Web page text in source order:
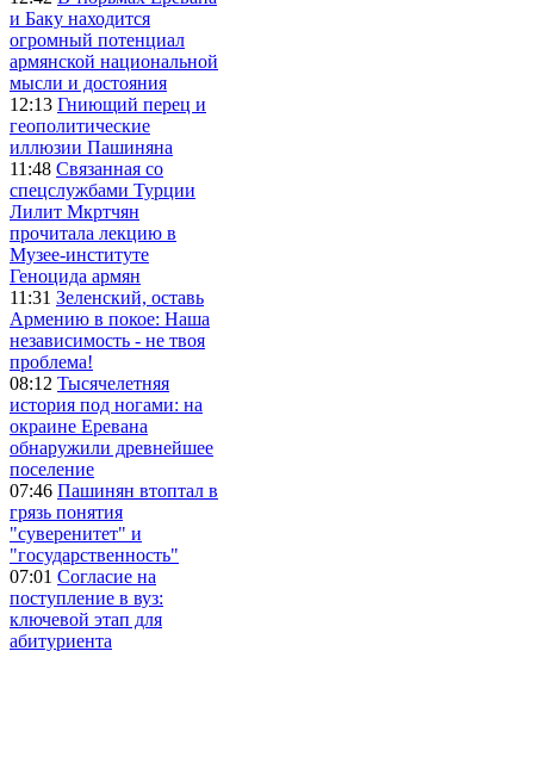
и Баку находится
огромный потенциал
армянской национальной
мысли и достояния
12:13 Гниющий перец и
геополитические
иллюзии Пашиняна
11:48 Связанная со
спецслужбами Турции
Лилит Мкртчян
прочитала лекцию в
Музее-институте
Геноцида армян
11:31 Зеленский, оставь
Армению в покое: Наша
независимость - не твоя
проблема!
08:12 Тысячелетняя
история под ногами: на
окраине Еревана
обнаружили древнейшее
поселение
07:46 Пашинян втоптал в
грязь понятия
"суверенитет" и
"государственность"
07:01 Согласие на
поступление в вуз:
ключевой этап для
абитуриента